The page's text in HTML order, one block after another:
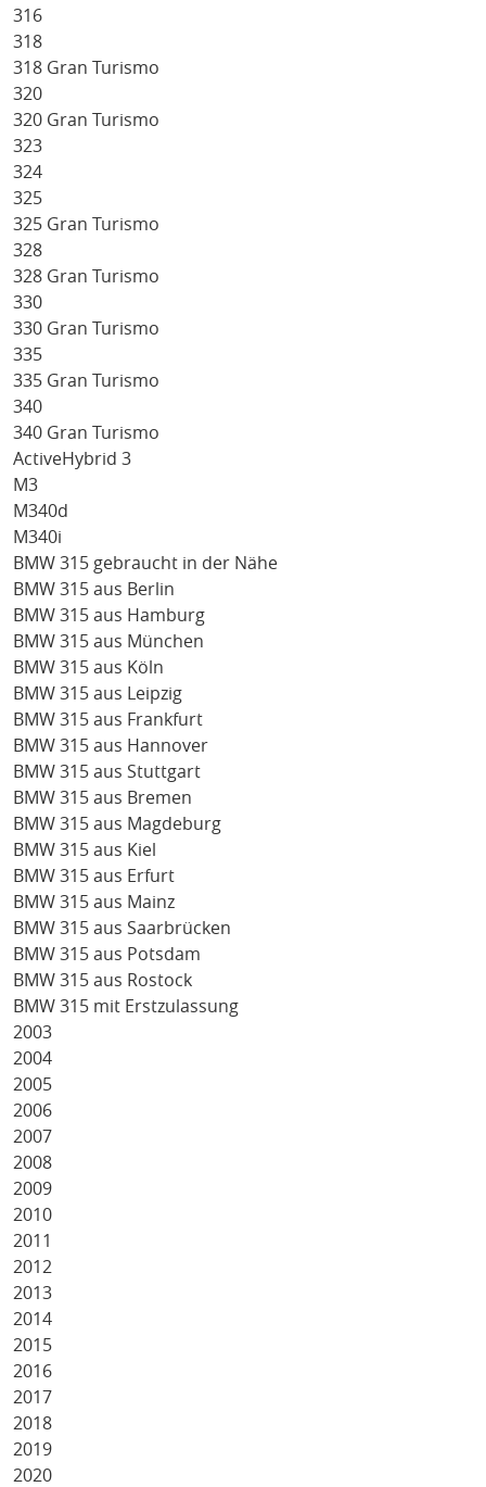
316
318
318 Gran Turismo
320
320 Gran Turismo
323
324
325
325 Gran Turismo
328
328 Gran Turismo
330
330 Gran Turismo
335
335 Gran Turismo
340
340 Gran Turismo
ActiveHybrid 3
M3
M340d
M340i
BMW 315 gebraucht in der Nähe
BMW 315 aus Berlin
BMW 315 aus Hamburg
BMW 315 aus München
BMW 315 aus Köln
BMW 315 aus Leipzig
BMW 315 aus Frankfurt
BMW 315 aus Hannover
BMW 315 aus Stuttgart
BMW 315 aus Bremen
BMW 315 aus Magdeburg
BMW 315 aus Kiel
BMW 315 aus Erfurt
BMW 315 aus Mainz
BMW 315 aus Saarbrücken
BMW 315 aus Potsdam
BMW 315 aus Rostock
BMW 315 mit Erstzulassung
2003
2004
2005
2006
2007
2008
2009
2010
2011
2012
2013
2014
2015
2016
2017
2018
2019
2020